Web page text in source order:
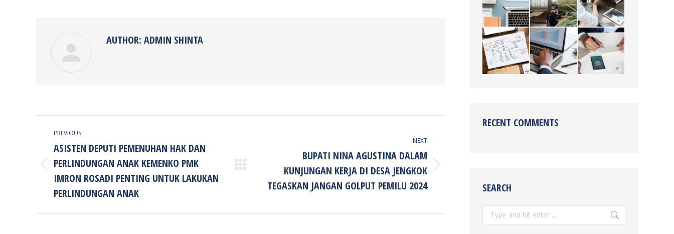
AUTHOR: ADMIN SHINTA
NAVIGATION
PREVIOUS
Previous
post:
ASISTEN DEPUTI PEMENUHAN HAK DAN
PERLINDUNGAN ANAK KEMENKO PMK
IMRON ROSADI PENTING UNTUK LAKUKAN
PERLINDUNGAN ANAK
NEXT
post:
BUPATI NINA AGUSTINA DALAM
KUNJUNGAN KERJA DI DESA JENGKOK
TEGASKAN JANGAN GOLPUT PEMILU 2024
RECENT COMMENTS
SEARCH
Search: